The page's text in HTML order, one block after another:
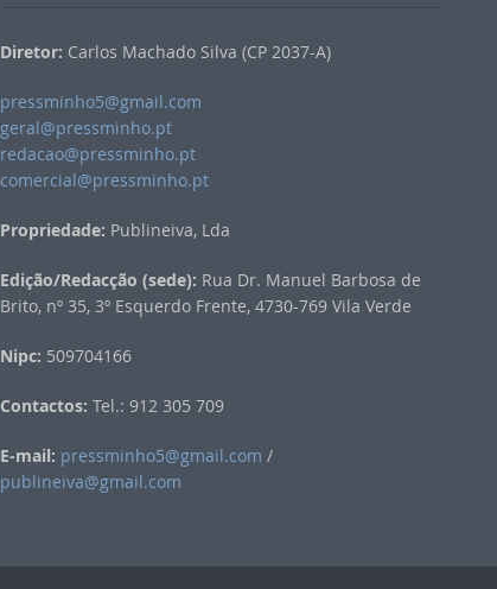
Diretor: Carlos Machado Silva (CP 2037-A)
pressminho5@gmail.com
geral@pressminho.pt
redacao@pressminho.pt
comercial@pressminho.pt
Propriedade: Publineiva, Lda
Edição/Redacção (sede): Rua Dr. Manuel Barbosa de
Brito, nº 35, 3º Esquerdo Frente, 4730-769 Vila Verde
Nipc: 509704166
Contactos: Tel.: 912 305 709
E-mail: pressminho5@gmail.com /
publineiva@gmail.com